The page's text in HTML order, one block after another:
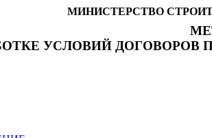
МИНИСТЕРСТВО
УСЛОВИЙ ДОГОВОРОВ